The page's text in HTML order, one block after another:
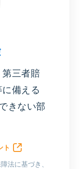
三者賠
備える
きない部
ト
法に基づき、